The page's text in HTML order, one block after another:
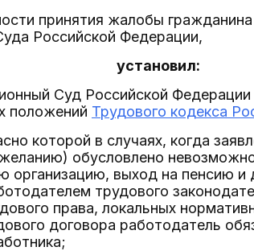
принятия жалобы
Российской Федерации,
установил:
Суд Российской
положений Трудового кодекса
которой в случаях, когда
обусловлено
организацию, выход на пенсию и
трудового
права, локальных
договора работодатель